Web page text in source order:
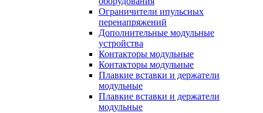
Ограничители ипульсных
перенапряжений
Дополнительные модульные
устройства
Контакторы модульные
Контакторы модульные
Плавкие вставки и держатели
модульные
Плавкие вставки и держатели
модульные